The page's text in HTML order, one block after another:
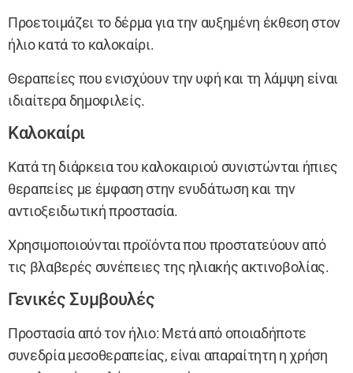
Προετοιμάζει το δέρμα για την αυξημένη έκθεση στον
ήλιο κατά το καλοκαίρι.
Θεραπείες που ενισχύουν την υφή και τη λάμψη είναι
ιδιαίτερα δημοφιλείς.
Καλοκαίρι
Κατά τη διάρκεια του καλοκαιριού συνιστώνται ήπιες
θεραπείες με έμφαση στην ενυδάτωση και την
αντιοξειδωτική προστασία.
Χρησιμοποιούνται προϊόντα που προστατεύουν από
τις βλαβερές συνέπειες της ηλιακής ακτινοβολίας.
Γενικές Συμβουλές
Προστασία από τον ήλιο: Μετά από οποιαδήποτε
συνεδρία μεσοθεραπείας, είναι απαραίτητη η χρήση